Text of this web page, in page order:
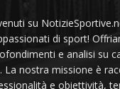
su
di sport!
e analisi su
La nostra missione è
e obiettività,